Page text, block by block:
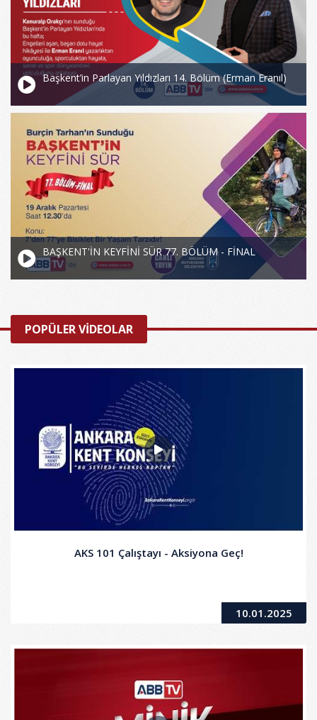
Başkent’in Parlayan Yıldızları 14. Bölüm (Erman Eranıl)
BAŞKENT'İN KEYFİNİ SÜR 77. BÖLÜM - FİNAL
POPÜLER VİDEOLAR
AKS 101 Çalıştayı - Aksiyona Geç!
10.01.2025